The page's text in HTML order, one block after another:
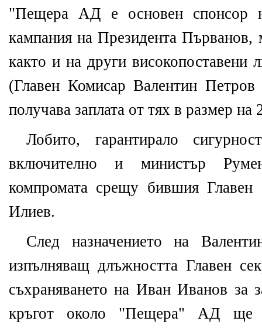
"Пещера АД е основен спонсор
кампания на Президента
както и на други
(Главен Комисар Валентин
получава заплата от тях в размер
Лобито, гарантирало
включително и министър
компромата срещу бившия
Илиев.
След назначението на
изпълняващ длъжността Главен
съхраняването на Иван Иванов
кръгот около "Пещера" АД ще